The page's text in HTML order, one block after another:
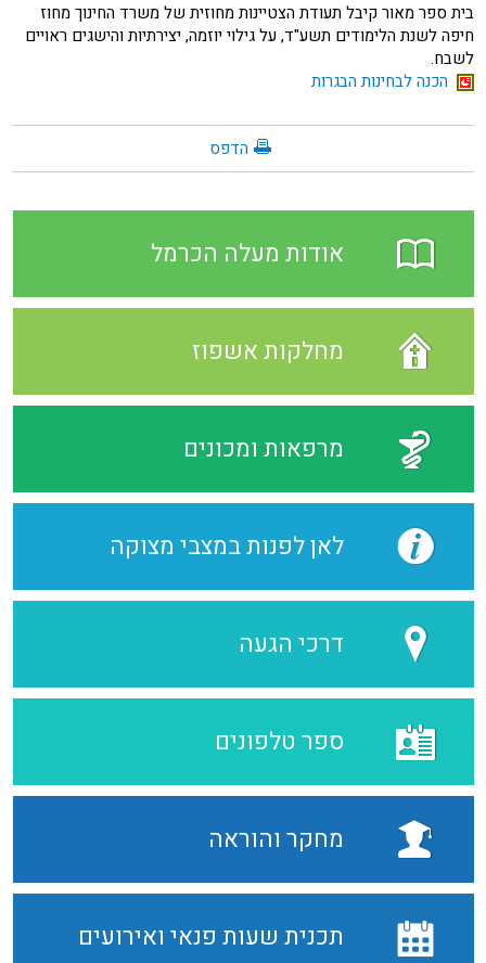
בית ספר מאור קיבל תעודת הצטיינות מחוזית של משרד החינוך מחוז
חיפה לשנת הלימודים תשע"ד, על גילוי יוזמה, יצירתיות והישגים ראויים
לשבח.
הכנה לבחינות הבגרות
הדפס
אודות מעלה הכרמל
מחלקות אשפוז
מרפאות ומכונים
לאן לפנות במצבי מצוקה
דרכי הגעה
ספר טלפונים
מחקר והוראה
תכנית שעות פנאי ואירועים